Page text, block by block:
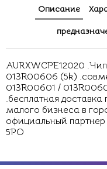
Описание
AURXWCPE12020
013R00606 (5k)
013R00601 /
.бесплатная
малого бизнеса в
официальный
5PO